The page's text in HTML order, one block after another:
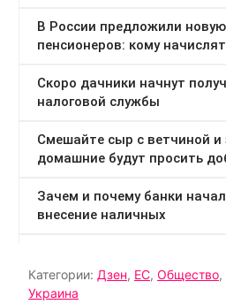
Категории: Дзен, ЕС, Общество,
Украина